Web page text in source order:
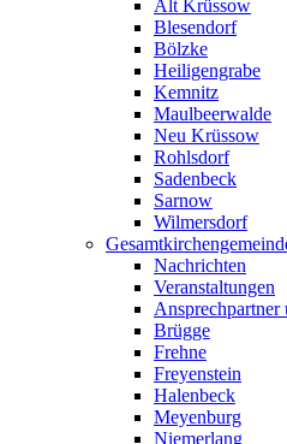
Alt Krüssow
Blesendorf
Bölzke
Heiligengrabe
Kemnitz
Maulbeerwalde
Neu Krüssow
Rohlsdorf
Sadenbeck
Sarnow
Wilmersdorf
Nachrichten
Veranstaltungen
Ansprechpartner
Brügge
Frehne
Freyenstein
Halenbeck
Meyenburg
Niemerlang